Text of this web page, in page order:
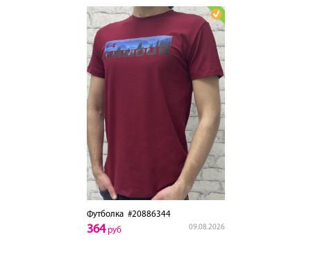
Футболка#20886344
09.08.2026
364руб